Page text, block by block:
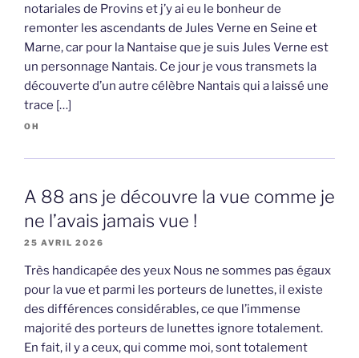
notariales de Provins et j’y ai eu le bonheur de
remonter les ascendants de Jules Verne en Seine et
Marne, car pour la Nantaise que je suis Jules Verne est
un personnage Nantais. Ce jour je vous transmets la
découverte d’un autre célèbre Nantais qui a laissé une
trace […]
OH
A 88 ans je découvre la vue comme je
ne l’avais jamais vue !
25 AVRIL 2026
Très handicapée des yeux Nous ne sommes pas égaux
pour la vue et parmi les porteurs de lunettes, il existe
des différences considérables, ce que l’immense
majorité des porteurs de lunettes ignore totalement.
En fait, il y a ceux, qui comme moi, sont totalement